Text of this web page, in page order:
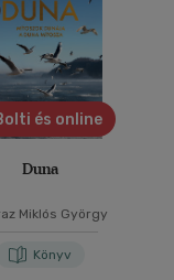
és online
Duna
Miklós György
Könyv